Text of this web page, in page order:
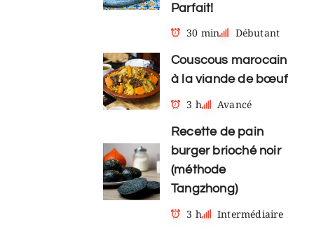
Parfait!
30 min
Débutant
Couscous marocain
à la viande de bœuf
3 h
Avancé
Recette de pain
burger brioché noir
(méthode
Tangzhong)
3 h
Intermédiaire